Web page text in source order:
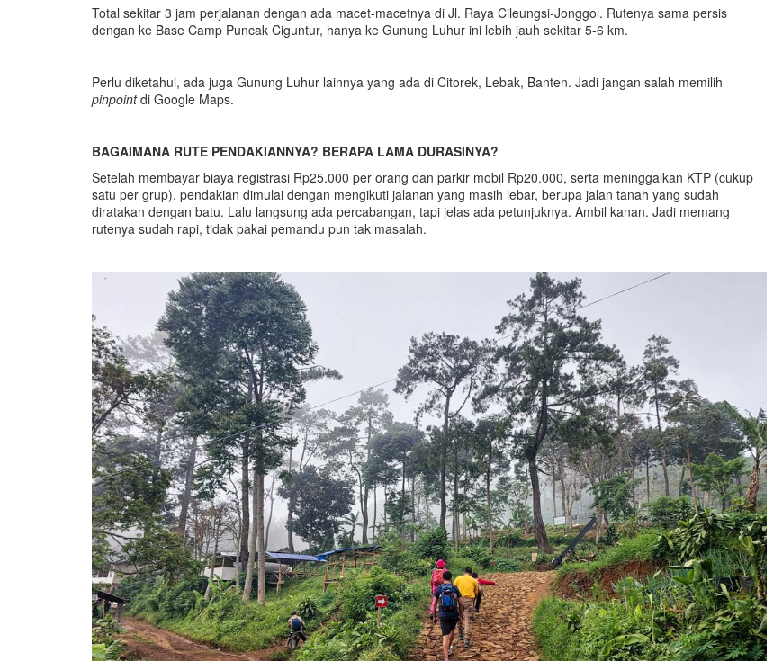
Total sekitar 3 jam perjalanan dengan ada macet-macetnya di Jl. Raya Cileungsi-Jonggol. Rutenya sama persis
dengan ke Base Camp Puncak Ciguntur, hanya ke Gunung Luhur ini lebih jauh sekitar 5-6 km.
Perlu diketahui, ada juga Gunung Luhur lainnya yang ada di Citorek, Lebak, Banten. Jadi jangan salah memilih
pinpointdi Google Maps.
BAGAIMANA RUTE PENDAKIANNYA? BERAPA LAMA DURASINYA?
Setelah membayar biaya registrasi Rp25.000 per orang dan parkir mobil Rp20.000, serta meninggalkan KTP (cukup
satu per grup), pendakian dimulai dengan mengikuti jalanan yang masih lebar, berupa jalan tanah yang sudah
diratakan dengan batu. Lalu langsung ada percabangan, tapi jelas ada petunjuknya. Ambil kanan. Jadi memang
rutenya sudah rapi, tidak pakai pemandu pun tak masalah.